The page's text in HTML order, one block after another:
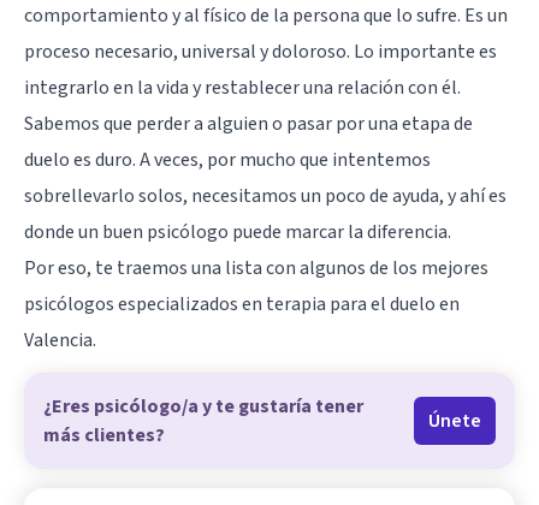
comportamiento y al físico de la persona que lo sufre. Es un
proceso necesario, universal y doloroso. Lo importante es
integrarlo en la vida y restablecer una relación con él.
Sabemos que perder a alguien o pasar por una etapa de
duelo es duro. A veces, por mucho que intentemos
sobrellevarlo solos, necesitamos un poco de ayuda, y ahí es
donde un buen psicólogo puede marcar la diferencia.
Por eso, te traemos una lista con algunos de los mejores
psicólogos especializados en terapia para el duelo en
Valencia.
¿Eres psicólogo/a y te gustaría tener
más clientes?
Únete